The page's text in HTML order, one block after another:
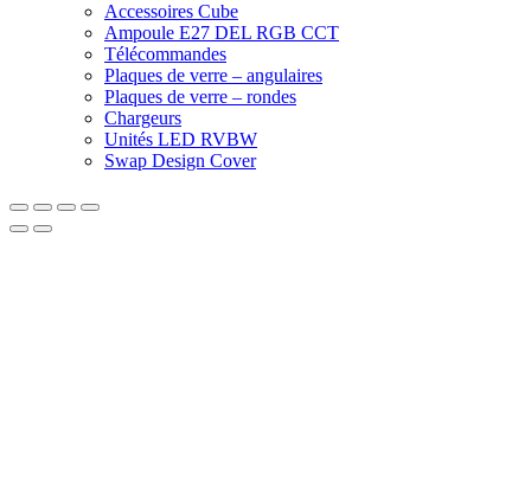
Accessoires Cube
Ampoule E27 DEL RGB CCT
Télécommandes
Plaques de verre – angulaires
Plaques de verre – rondes
Chargeurs
Unités LED RVBW
Swap Design Cover